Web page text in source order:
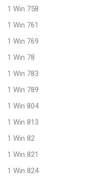
1 Win 758
1 Win 761
1 Win 769
1 Win 78
1 Win 783
1 Win 789
1 Win 804
1 Win 813
1 Win 82
1 Win 821
1 Win 824